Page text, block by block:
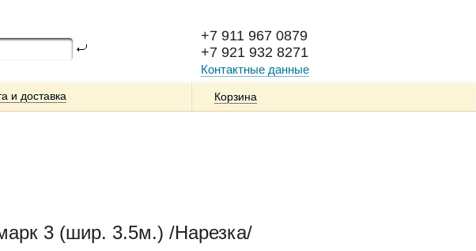
+7 911 967 0879
+7 921 932 8271
Контактные данные
и доставка Корзина
3 (шир. 3.5м.) /Нарезка/